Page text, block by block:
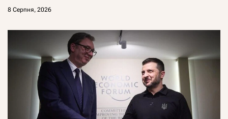
8 Серпня, 2026